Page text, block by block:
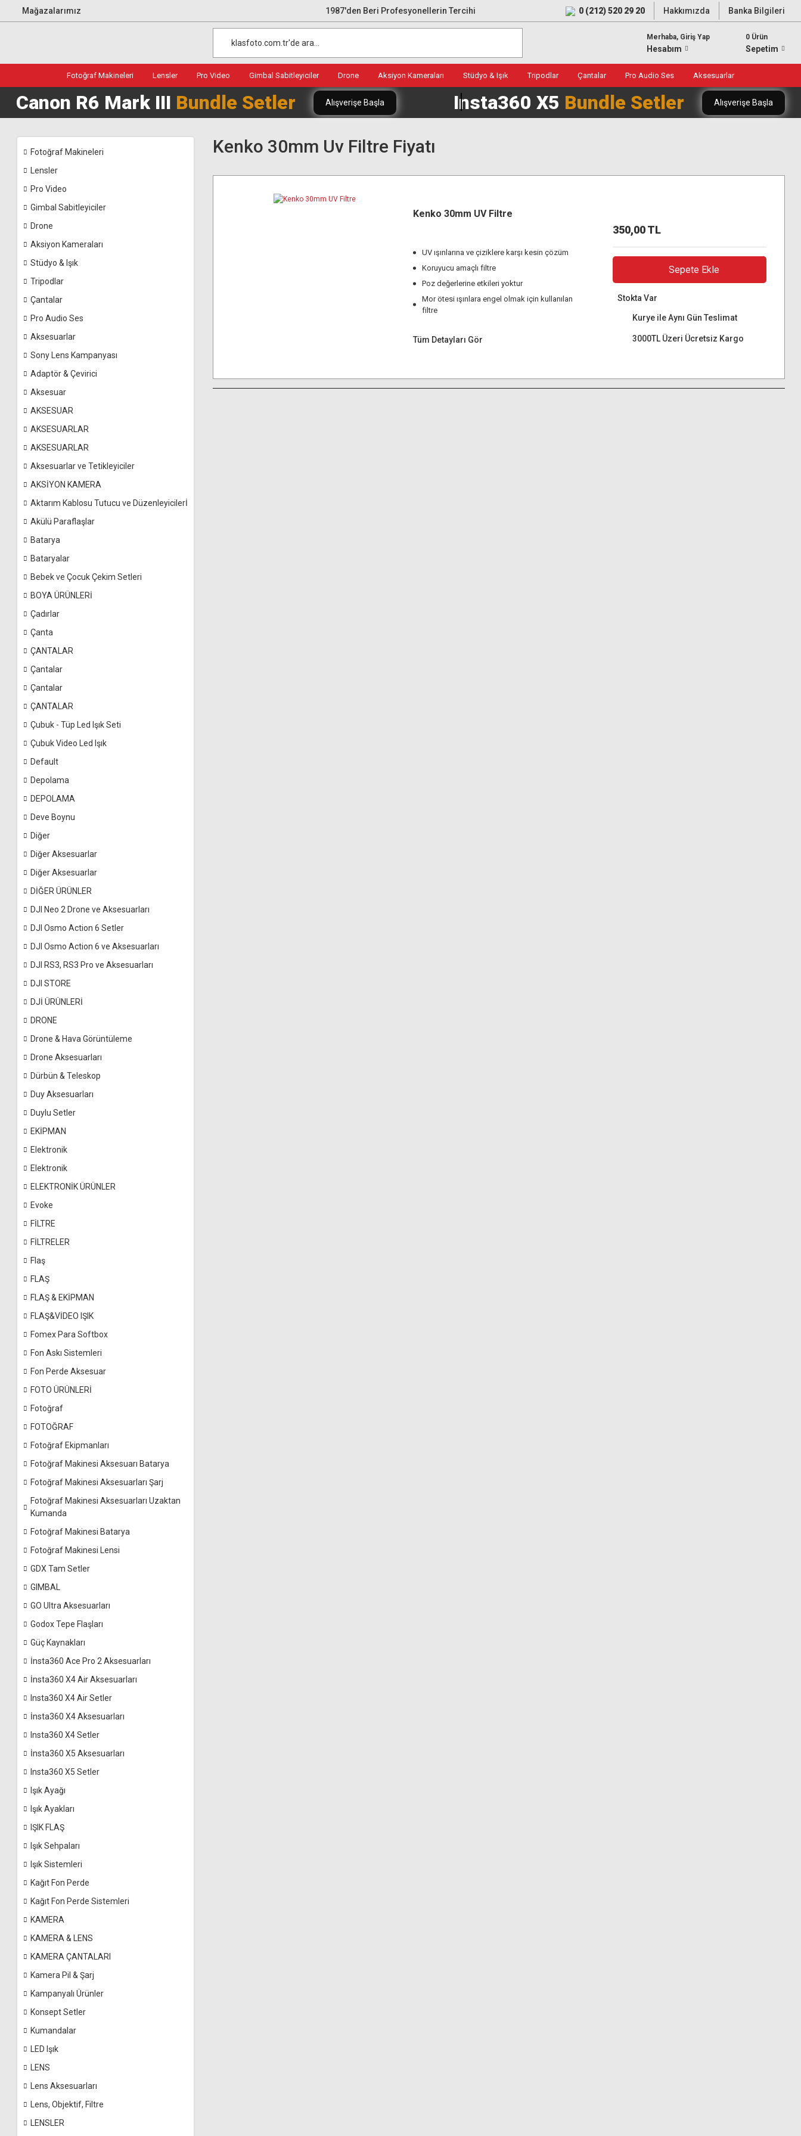
Mağazalarımız 1987'den Beri Profesyonellerin Tercihi 0 (212) 520 29 20 Hakkımızda Banka Bilgileri
Merhaba, Giriş Yap
Hesabım
0 Ürün
Sepetim
Fotoğraf Makineleri Lensler Pro Video Gimbal Sabitleyiciler Drone Aksiyon Kameraları Stüdyo & Işık Tripodlar Çantalar Pro Audio Ses Aksesuarlar
Canon R6 Mark III Bundle Setler Alışverişe Başla Insta360 X5 Bundle Setler Alışverişe Başla
Fotoğraf Makineleri
Lensler
Pro Video
Gimbal Sabitleyiciler
Drone
Aksiyon Kameraları
Stüdyo & Işık
Tripodlar
Çantalar
Pro Audio Ses
Aksesuarlar
Sony Lens Kampanyası
Adaptör & Çevirici
Aksesuar
AKSESUAR
AKSESUARLAR
AKSESUARLAR
Aksesuarlar ve Tetikleyiciler
AKSİYON KAMERA
Aktarım Kablosu Tutucu ve Düzenleyicilerİ
Akülü Paraflaşlar
Batarya
Bataryalar
Bebek ve Çocuk Çekim Setleri
BOYA ÜRÜNLERİ
Çadırlar
Çanta
ÇANTALAR
Çantalar
Çantalar
ÇANTALAR
Çubuk - Tüp Led Işık Seti
Çubuk Video Led Işık
Default
Depolama
DEPOLAMA
Deve Boynu
Diğer
Diğer Aksesuarlar
Diğer Aksesuarlar
DİĞER ÜRÜNLER
DJI Neo 2 Drone ve Aksesuarları
DJI Osmo Action 6 Setler
DJI Osmo Action 6 ve Aksesuarları
DJI RS3, RS3 Pro ve Aksesuarları
DJI STORE
DJİ ÜRÜNLERİ
DRONE
Drone & Hava Görüntüleme
Drone Aksesuarları
Dürbün & Teleskop
Duy Aksesuarları
Duylu Setler
EKİPMAN
Elektronik
Elektronik
ELEKTRONİK ÜRÜNLER
Evoke
FİLTRE
FİLTRELER
Flaş
FLAŞ
FLAŞ & EKİPMAN
FLAŞ&VİDEO IŞIK
Fomex Para Softbox
Fon Askı Sistemleri
Fon Perde Aksesuar
FOTO ÜRÜNLERİ
Fotoğraf
FOTOĞRAF
Fotoğraf Ekipmanları
Fotoğraf Makinesi Aksesuarı Batarya
Fotoğraf Makinesi Aksesuarları Şarj
Fotoğraf Makinesi Aksesuarları Uzaktan
Kumanda
Fotoğraf Makinesi Batarya
Fotoğraf Makinesi Lensi
GDX Tam Setler
GIMBAL
GO Ultra Aksesuarları
Godox Tepe Flaşları
Güç Kaynakları
İnsta360 Ace Pro 2 Aksesuarları
İnsta360 X4 Air Aksesuarları
Insta360 X4 Air Setler
İnsta360 X4 Aksesuarları
Insta360 X4 Setler
İnsta360 X5 Aksesuarları
Insta360 X5 Setler
Işık Ayağı
Işık Ayakları
IŞIK FLAŞ
Işık Sehpaları
Işık Sistemleri
Kağıt Fon Perde
Kağıt Fon Perde Sistemleri
KAMERA
KAMERA & LENS
KAMERA ÇANTALARI
Kamera Pil & Şarj
Kampanyalı Ürünler
Konsept Setler
Kumandalar
LED Işık
LENS
Lens Aksesuarları
Lens, Objektif, Filtre
LENSLER
Kenko 30mm Uv Filtre Fiyatı
Kenko 30mm UV Filtre
UV ışınlarına ve çiziklere karşı kesin çözüm
Koruyucu amaçlı filtre
Poz değerlerine etkileri yoktur
Mor ötesi ışınlara engel olmak için kullanılan
filtre
Tüm Detayları Gör
350,00 TL
Sepete Ekle
Stokta Var
Kurye ile Aynı Gün Teslimat
3000TL Üzeri Ücretsiz Kargo